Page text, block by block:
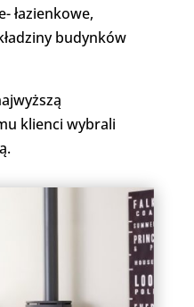
łazienkowe,
budynków
klienci wybrali